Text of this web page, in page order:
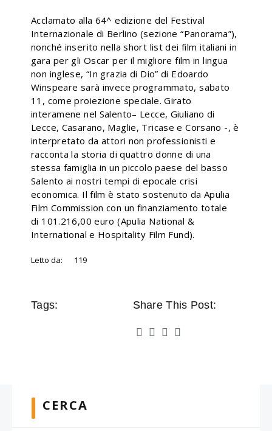
Acclamato alla 64^ edizione del Festival
Internazionale di Berlino (sezione “Panorama”),
nonché inserito nella short list dei film italiani in
gara per gli Oscar per il migliore film in lingua
non inglese, “In grazia di Dio” di Edoardo
Winspeare sarà invece programmato, sabato
11, come proiezione speciale. Girato
interamene nel Salento– Lecce, Giuliano di
Lecce, Casarano, Maglie, Tricase e Corsano -, è
interpretato da attori non professionisti e
racconta la storia di quattro donne di una
stessa famiglia in un piccolo paese del basso
Salento ai nostri tempi di epocale crisi
economica. Il film è stato sostenuto da Apulia
Film Commission con un finanziamento totale
di 101.216,00 euro (Apulia National &
International e Hospitality Film Fund).
Letto da: 119
Tags: Share This Post:
CERCA